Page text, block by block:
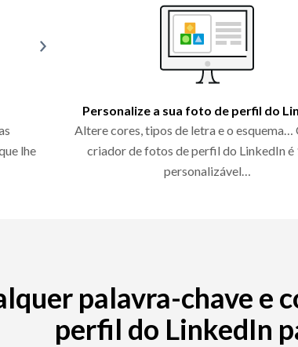
lhe
Personalize a sua foto de perfil do
Altere cores, tipos de letra e o esquema…
criador de fotos de perfil do LinkedIn é
personalizável…
palavra-chave e
perfil do LinkedIn